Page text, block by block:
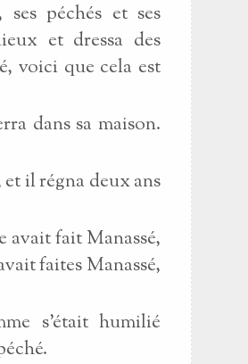
péchés et ses
et dressa des
voici que cela est
dans sa maison.
il régna deux ans
avait fait Manassé,
faites Manassé,
s'était humilié